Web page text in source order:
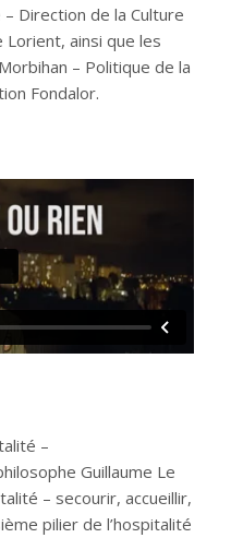
Direction de la Culture
ainsi que les
– Politique de la
Fondalor.
–
Guillaume Le
– secourir, accueillir,
pilier de l’hospitalité